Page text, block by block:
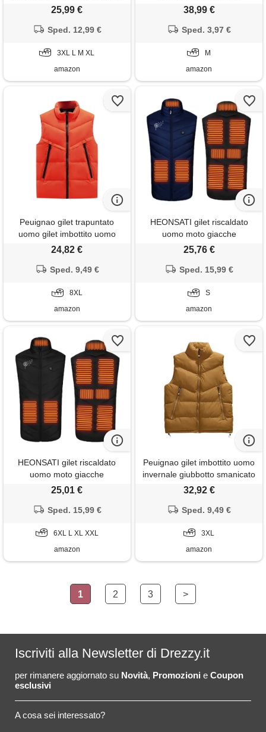
intelligente, in pelle
automatici in pelle, da uomo,
25,99 €
Sped. 12,99 €
3XL L M XL
amazon
invernale caldo senza
taglie forti trapuntato imbottito
all'aperto pesca
escursionismo ca
38,99 €
Sped. 3,97 €
M
amazon
Peuignao gilet trapuntato
uomo gilet imbottito uomo
invernale giubbotto smanicato
casual taglie forti giacca
smanicato puffer gilet uomo
imbottiti arancione 8xl
24,82 €
Sped. 9,49 €
8XL
amazon
HEONSATI gilet riscaldato
uomo moto giacche
termoriscaldato curvy
termica giubotti caldo gilet
invernali slim fit gilet riscaldato
uomo lavoro
25,76 €
Sped. 15,99 €
S
amazon
HEONSATI gilet riscaldato
uomo moto giacche
termoriscaldato curvy
giubbotti senza maniche
termica giubotti caldo gilet
invernali slim fit gilet riscaldato
uomo lavoro
25,01 €
Sped. 15,99 €
6XL L XL XXL
amazon
Peuignao gilet imbottito uomo
invernale giubbotto smanicato
giubbino smanicato uomo
casual gilet trapuntato uomo
taglie forti giacca senza
uomo puffer gilet uomo
imbottiti 3xl
32,92 €
Sped. 9,49 €
3XL
amazon
1 2 3 >
Iscriviti alla Newsletter di Drezzy.it
per rimanere aggiornato su Novità, Promozioni e Coupon
esclusivi
A cosa sei interessato?